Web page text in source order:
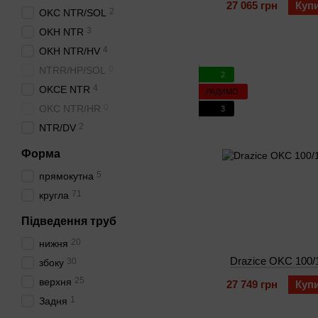
27 065 грн
2
РАДИМО
3
Drazice OKC 100/
27 749 грн
OKC NTR/SOL 2
OKH NTR 3
OKH NTR/HV 4
NTRR/HP/SOL
OKCE NTR 4
OKC NTR/HR
NTR/DV 2
Форма
прямокутна 5
кругла 71
Підведення труб
нижня 20
збоку 30
верхня 25
Задня 1